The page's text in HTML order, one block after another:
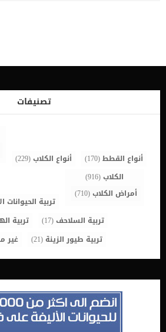
الرطب ليست هي نفسها كما في الأغذية
ومن السهل معرفة الفرق بين انواع الطعام
تصنيفات
أنواع القطط(170) أنواع الكلاب(229)
الكلاب(916)
أمراض الكلاب(710)
تربية الحيوانات
تربية السلاحف(17) تربية
تربية طيور الزينة (21) غير